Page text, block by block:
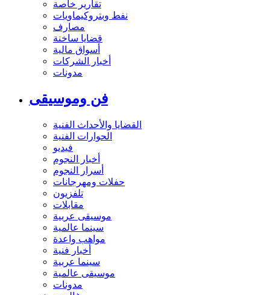
تقارير خاصة
نفط وبتروكيماويات
مصارف
قضايا ساخنة
أسواق مالية
أخبار الشركات
مدونات
فن وموسيقى
القضايا والأحداث الفنية
الحوارات الفنية
فيديو
أخبار النجوم
أسرار النجوم
حفلات ومهرجانات
تلفزيون
مقابلات
موسيقى عربية
سينما عالمية
مواهب واعدة
أخبار فنية
سينما عربية
موسيقى عالمية
مدونات